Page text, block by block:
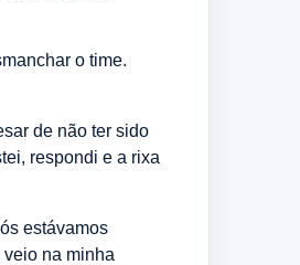
o time.
de não ter sido
respondi e a rixa
estávamos
na minha